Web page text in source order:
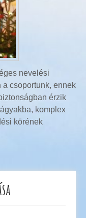
nevelési
csoportunk, ennek
érzik
komplex
körének